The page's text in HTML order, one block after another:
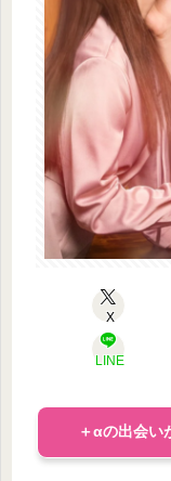
X
LINE
＋αの出会い